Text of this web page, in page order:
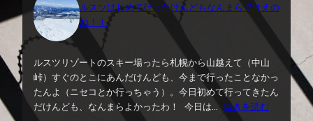
ルスツはじめて行ったけんどもなんまらでけえの
ね！！
ルスツリゾートのスキー場ったら札幌から山越えて（中山
峠）すぐのとこにあんだけんども、今まで行ったことなかっ
たんよ（ニセコとか行っちゃう）。今日初めて行ってきたん
だけんども、なんまらよかったわ！ 今日は… 続きを読む